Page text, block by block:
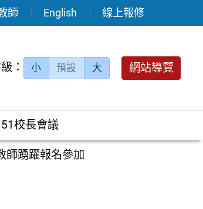
師 English 線上報修
： 小 預設 大 網站導覽
校長會議
師踴躍報名參加